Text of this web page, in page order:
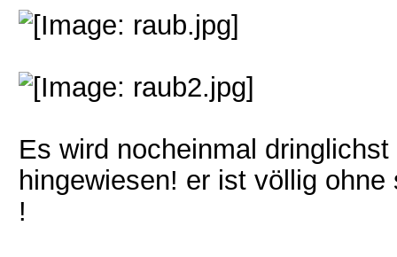
Es wird nocheinmal
hingewiesen! er ist völlig
!